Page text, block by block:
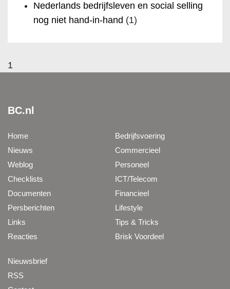
Nederlands bedrijfsleven en social selling
nog niet hand-in-hand (1)
1
BC.nl
Home
Nieuws
Weblog
Checklists
Documenten
Persberichten
Links
Reacties
Bedrijfsvoering
Commercieel
Personeel
ICT/Telecom
Financieel
Lifestyle
Tips & Tricks
Brisk Voordeel
Nieuwsbrief
RSS